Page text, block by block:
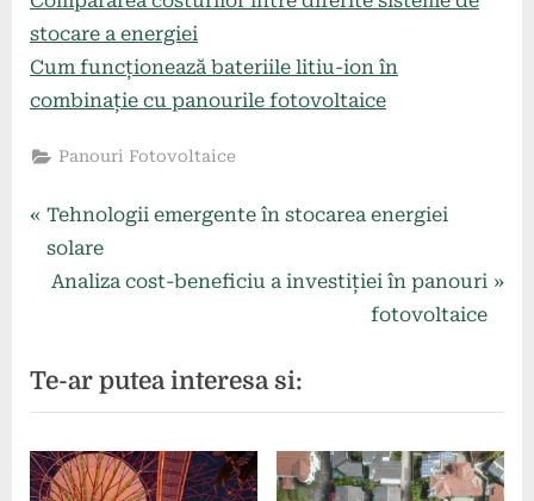
stocare a energiei
Cum funcționează bateriile litiu-ion în
combinație cu panourile fotovoltaice
Panouri Fotovoltaice
Navigare
în
P
r
e
o
u
s
P
Tehnologii emergente în stocarea energiei
solare
N
t
P
o
s
Analiza cost-beneficiu a investiției în panouri
fotovoltaice
Te-ar putea interesa si: